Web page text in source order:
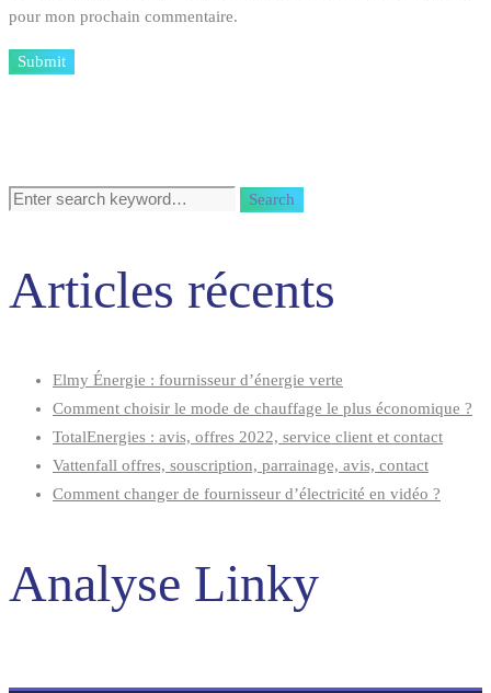
pour mon prochain commentaire.
Search
Search
Articles récents
Elmy Énergie : fournisseur d’énergie verte
Comment choisir le mode de chauffage le plus économique ?
TotalEnergies : avis, offres 2022, service client et contact
Vattenfall offres, souscription, parrainage, avis, contact
Comment changer de fournisseur d’électricité en vidéo ?
Analyse Linky